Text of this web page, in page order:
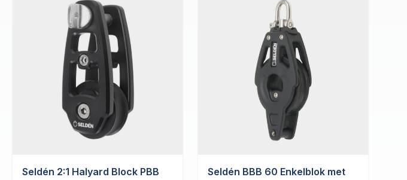
Seldén 2:1 Halyard Block PBB
Seldén BBB 60 Enkelblok met